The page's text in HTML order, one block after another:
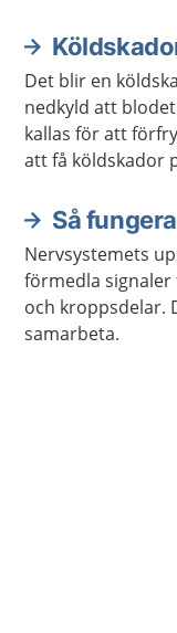
Det blir en
nedkyld att
kallas för att
att få köldskador
Så
Nervsystemets
förmedla
och kroppsdelar.
samarbeta.